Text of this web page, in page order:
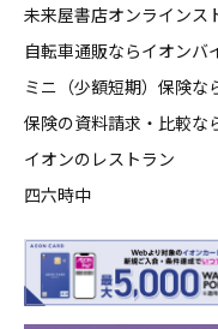
未来屋書店オンラインス
自転車通販ならイオンバ
ミニ（少額短期）保険な
保険の資料請求・比較な
イオンのレストラン
四六時中